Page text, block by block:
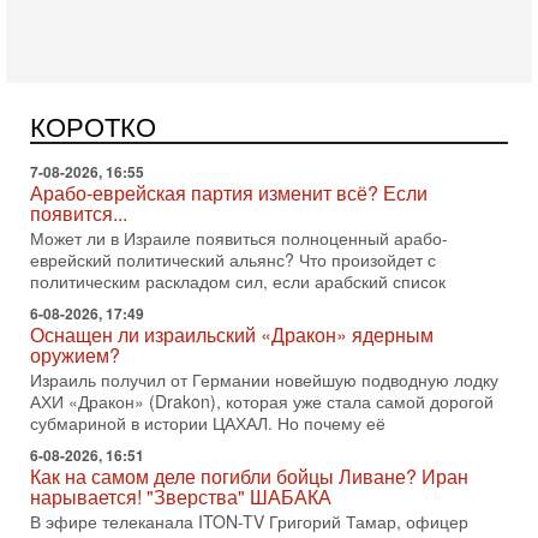
КОРОТКО
политическим раскладом сил, если арабский список
6-08-2026, 17:49
Оснащен ли израильский «Дракон» ядерным
оружием?
Израиль получил от Германии новейшую подводную лодку
АХИ «Дракон» (Drakon), которая уже стала самой дорогой
субмариной в истории ЦАХАЛ. Но почему её
6-08-2026, 16:51
Как на самом деле погибли бойцы Ливане? Иран
нарывается! "Зверства" ШАБАКА
В эфире телеканала ITON-TV Григорий Тамар, офицер
ЦАХАЛа в отставке, писатель, журналист, военный историк.
Ведет программу Александр Гур-Арье.
6-08-2026, 08:20
«Дракон» усилил ВМС Израиля - НОВОСТИ
06/08/2026
Германия передала Израилю новейшую подводную лодку